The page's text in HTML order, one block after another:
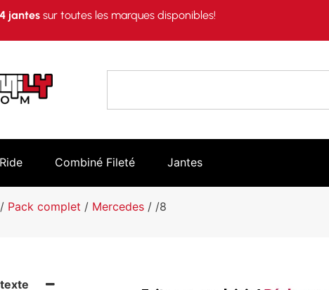
4 jantes sur toutes les marques disponibles!
Combiné Fileté Jantes
/ Pack complet / Mercedes / /8